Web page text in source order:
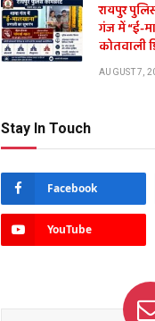
रायपुर
गंज में “ई-
कोतवाली
AUGUST 7,
Stay In Touch
Facebook
YouTube